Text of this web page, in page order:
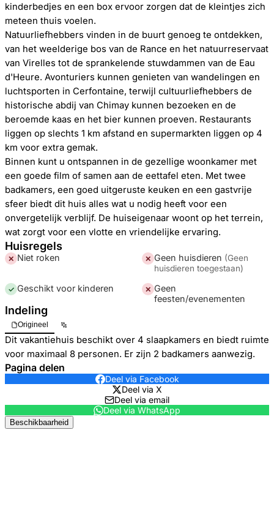
kinderbedjes en een box ervoor zorgen dat de kleintjes zich
meteen thuis voelen.
Natuurliefhebbers vinden in de buurt genoeg te ontdekken,
van het weelderige bos van de Rance en het natuurreservaat
van Virelles tot de sprankelende stuwdammen van de Eau
d'Heure. Avonturiers kunnen genieten van wandelingen en
luchtsporten in Cerfontaine, terwijl cultuurliefhebbers de
historische abdij van Chimay kunnen bezoeken en de
beroemde kaas en het bier kunnen proeven. Restaurants
liggen op slechts 1 km afstand en supermarkten liggen op 4
km voor extra gemak.
Binnen kunt u ontspannen in de gezellige woonkamer met
een goede film of samen aan de eettafel eten. Met twee
badkamers, een goed uitgeruste keuken en een gastvrije
sfeer biedt dit huis alles wat u nodig heeft voor een
onvergetelijk verblijf. De huiseigenaar woont op het terrein,
wat zorgt voor een vlotte en vriendelijke ervaring.
Huisregels
✕ Niet roken ✕ Geen huisdieren (Geen
huisdieren toegestaan)
✓ Geschikt voor kinderen ✕ Geen
feesten/evenementen
Indeling
Origineel
Dit vakantiehuis beschikt over 4 slaapkamers en biedt ruimte
voor maximaal 8 personen. Er zijn 2 badkamers aanwezig.
Pagina delen
Deel via Facebook
Deel via X
Deel via email
Deel via WhatsApp
Beschikbaarheid